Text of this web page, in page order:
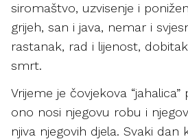
siromaštvo, uzvisenje i
grijeh, san i java, nemar i
rastanak, rad i lijenost,
smrt.
Vrijeme je čovjekova
ono nosi njegovu robu i
njiva njegovih djela. Svaki dan